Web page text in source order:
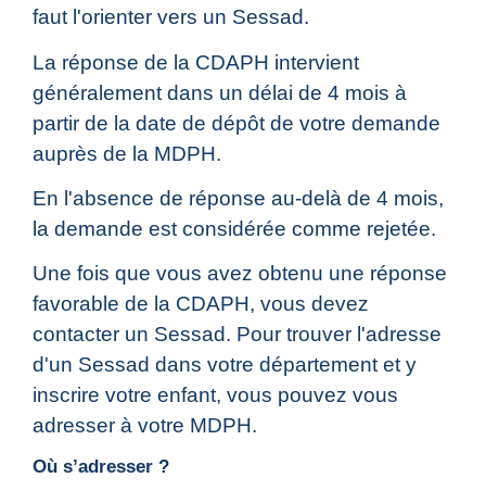
faut l'orienter vers un Sessad.
La réponse de la CDAPH intervient
généralement dans un délai de 4 mois à
partir de la date de dépôt de votre demande
auprès de la MDPH.
En l'absence de réponse au-delà de 4 mois,
la demande est considérée comme rejetée.
Une fois que vous avez obtenu une réponse
favorable de la CDAPH, vous devez
contacter un Sessad. Pour trouver l'adresse
d'un Sessad dans votre département et y
inscrire votre enfant, vous pouvez vous
adresser à votre MDPH.
Où s’adresser ?